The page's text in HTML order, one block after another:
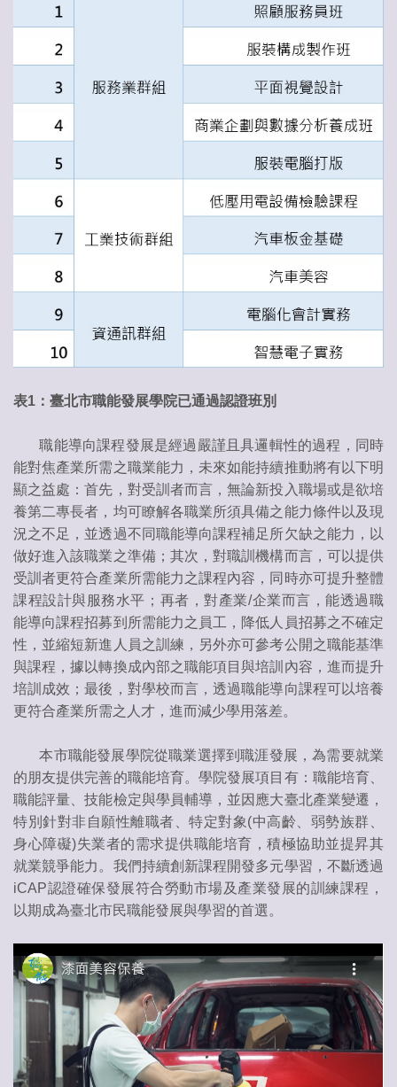
表1：臺北市職能發展學院已通過認證班別
職能導向課程發展是經過嚴謹且具邏輯性的過程，同時
能對焦產業所需之職業能力，未來如能持續推動將有以下明
顯之益處：首先，對受訓者而言，無論新投入職場或是欲培
養第二專長者，均可瞭解各職業所須具備之能力條件以及現
況之不足，並透過不同職能導向課程補足所欠缺之能力，以
做好進入該職業之準備；其次，對職訓機構而言，可以提供
受訓者更符合產業所需能力之課程內容，同時亦可提升整體
課程設計與服務水平；再者，對產業/企業而言，能透過職
能導向課程招募到所需能力之員工，降低人員招募之不確定
性，並縮短新進人員之訓練，另外亦可參考公開之職能基準
與課程，據以轉換成內部之職能項目與培訓內容，進而提升
培訓成效；最後，對學校而言，透過職能導向課程可以培養
更符合產業所需之人才，進而減少學用落差。
本市職能發展學院從職業選擇到職涯發展，為需要就業
的朋友提供完善的職能培育。學院發展項目有：職能培育、
職能評量、技能檢定與學員輔導，並因應大臺北產業變遷，
特別針對非自願性離職者、特定對象(中高齡、弱勢族群、
身心障礙)失業者的需求提供職能培育，積極協助並提昇其
就業競爭能力。我們持續創新課程開發多元學習，不斷透過
iCAP認證確保發展符合勞動市場及產業發展的訓練課程，
以期成為臺北市民職能發展與學習的首選。